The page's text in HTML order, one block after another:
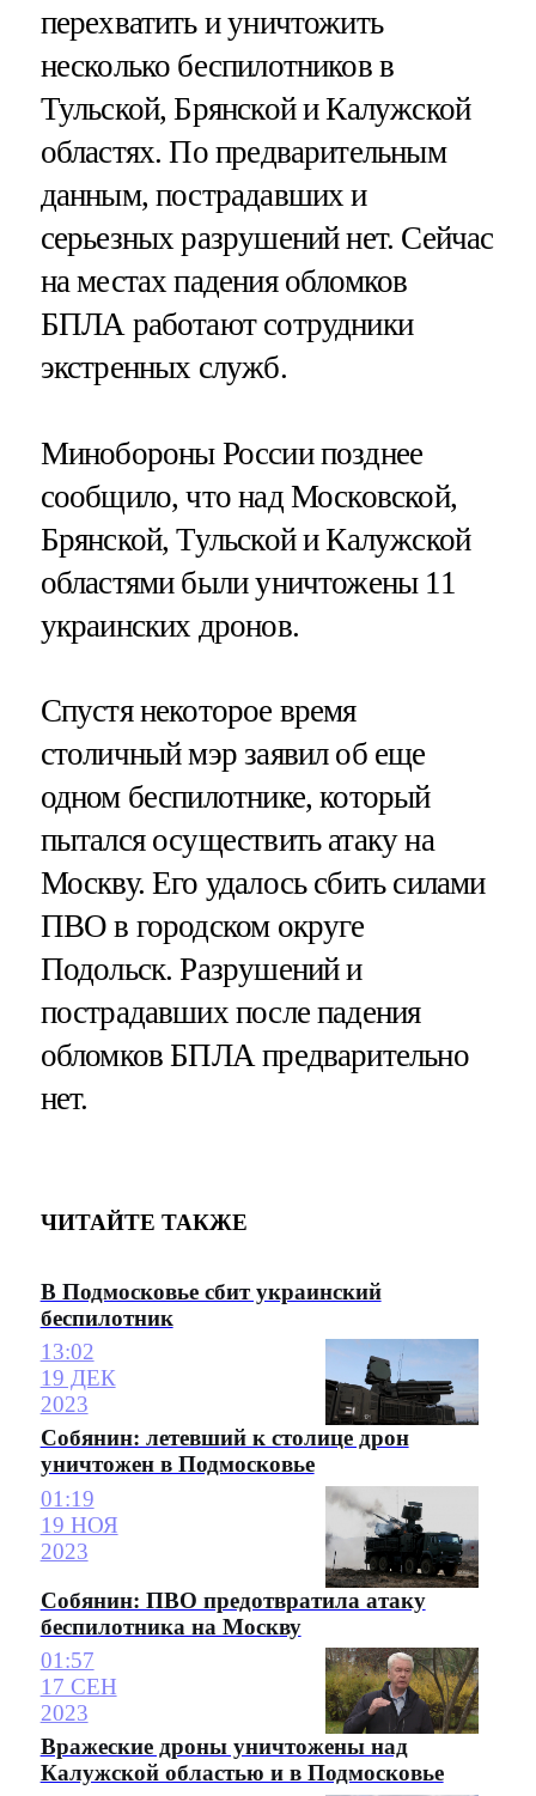
перехватить и уничтожить
несколько беспилотников в
Тульской, Брянской и Калужской
областях. По предварительным
данным, пострадавших и
серьезных разрушений нет. Сейчас
на местах падения обломков
БПЛА работают сотрудники
экстренных служб.
Минобороны России позднее
сообщило, что над Московской,
Брянской, Тульской и Калужской
областями были уничтожены 11
украинских дронов.
Спустя некоторое время
столичный мэр заявил об еще
одном беспилотнике, который
пытался осуществить атаку на
Москву. Его удалось сбить силами
ПВО в городском округе
Подольск. Разрушений и
пострадавших после падения
обломков БПЛА предварительно
нет.
ЧИТАЙТЕ ТАКЖЕ
В Подмосковье сбит украинский
беспилотник
13:02
19 ДЕК
2023
Собянин: летевший к столице дрон
уничтожен в Подмосковье
01:19
19 НОЯ
2023
Собянин: ПВО предотвратила атаку
беспилотника на Москву
01:57
17 СЕН
2023
Вражеские дроны уничтожены над
Калужской областью и в Подмосковье